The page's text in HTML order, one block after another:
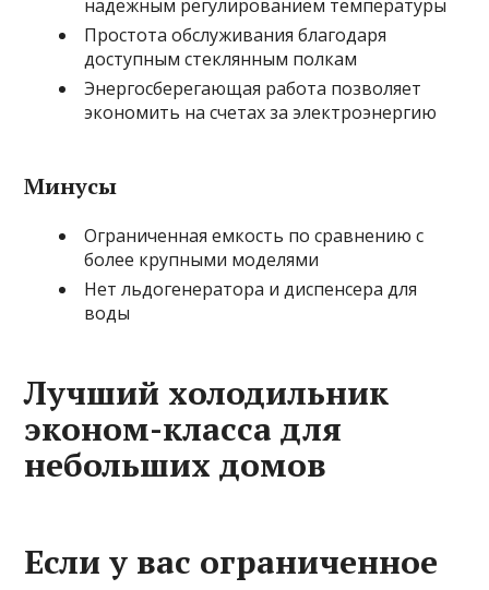
надежным регулированием температуры
Простота обслуживания благодаря
доступным стеклянным полкам
Энергосберегающая работа позволяет
экономить на счетах за электроэнергию
Минусы
Ограниченная емкость по сравнению с
более крупными моделями
Нет льдогенератора и диспенсера для
воды
Лучший холодильник
эконом-класса для
небольших домов
Если у вас ограниченное